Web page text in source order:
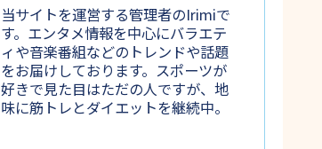
当サイトを運営する管理者のIrimiで
す。エンタメ情報を中心にバラエテ
ィや音楽番組などのトレンドや話題
をお届けしております。スポーツが
好きで見た目はただの人ですが、地
味に筋トレとダイエットを継続中。